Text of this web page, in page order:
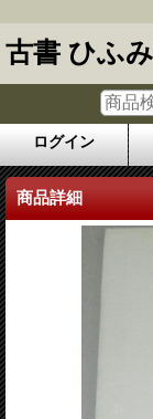
古書 ひふ
ログイン
商品詳細